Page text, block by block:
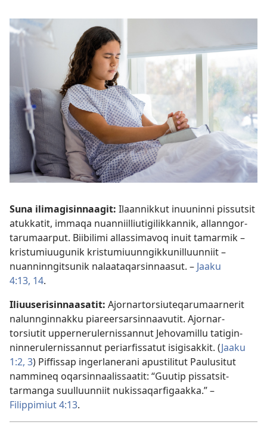
Suna ilimagisinnaagit: Ilaannikkut inuuninni pissutsit
atukkatit, immaqa nuanniil­liutigilikkannik, allanngor­
tarumaarput. Biibilimi allassimavoq inuit tamarmik –
kristumiuugunik kristumiuun­ngikkunil­luunniit –
nuannin­ngitsunik nalaataqarsinnaasut. – Jaaku
4:13, 14.
Iliuuserisin­naasatit: Ajornar­torsiuteqarumaarnerit
nalunnginnakku piareersarsin­naavutit. Ajornar­
torsiutit upperneruler­nissannut Jehovamillu tatigin­
ninneruler­nissannut periarfissatut isigisakkit. (Jaaku
1:2, 3) Piffissap ingerlanerani apustilitut Paulusitut
nammineq oqarsin­naalissaatit: “Guutip pissatsit­
tarmanga suulluunniit nukissaqarfigaakka.” –
Filippimiut 4:13.